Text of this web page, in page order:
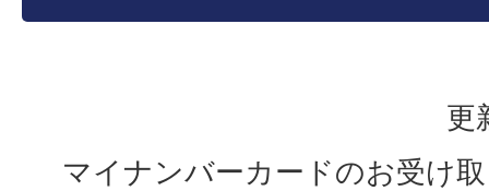
更
マイナンバーカードのお受け